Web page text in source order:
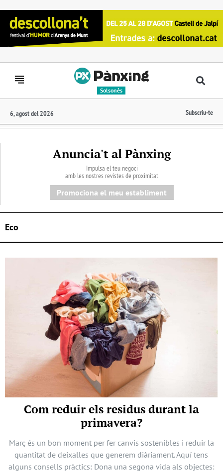
Solsonès
6, agost del 2026 Subscriu-te
Anuncia't al Pànxing
Impulsa el teu negoci
amb les nostres revistes de proximitat
Promociona el meu establiment
Eco
Com reduir els residus durant la
primavera?
Març és un bon moment per fer canvis sostenibles i reduir la
quantitat de deixalles que generem diàriament. Aquí tens
alguns consells pràctics: Dona una segona vida als objectes: